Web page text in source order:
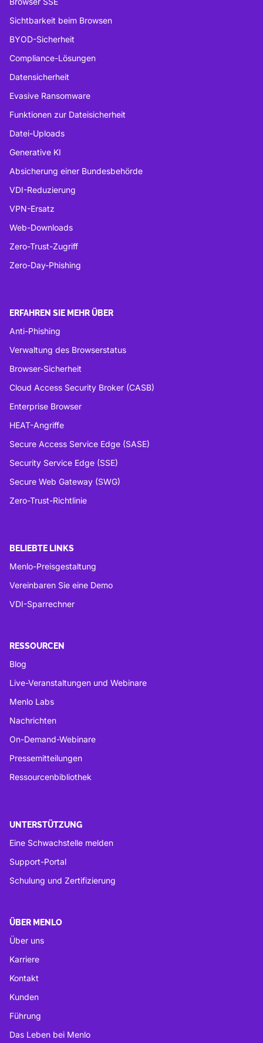
Sichtbarkeit beim Browsen
BYOD-Sicherheit
Compliance-Lösungen
Datensicherheit
Evasive Ransomware
Funktionen zur Dateisicherheit
Datei-Uploads
Generative KI
Absicherung einer Bundesbehörde
VDI-Reduzierung
VPN-Ersatz
Web-Downloads
Zero-Trust-Zugriff
Zero-Day-Phishing
ERFAHREN SIE MEHR ÜBER
Anti-Phishing
Verwaltung des Browserstatus
Browser-Sicherheit
Cloud Access Security Broker (CASB)
Enterprise Browser
HEAT-Angriffe
Secure Access Service Edge (SASE)
Security Service Edge (SSE)
Secure Web Gateway (SWG)
Zero-Trust-Richtlinie
BELIEBTE LINKS
Menlo-Preisgestaltung
Vereinbaren Sie eine Demo
VDI-Sparrechner
RESSOURCEN
Blog
Live-Veranstaltungen und Webinare
Menlo Labs
Nachrichten
On-Demand-Webinare
Pressemitteilungen
Ressourcenbibliothek
UNTERSTÜTZUNG
Eine Schwachstelle melden
Support-Portal
Schulung und Zertifizierung
ÜBER MENLO
Über uns
Karriere
Kontakt
Kunden
Führung
Das Leben bei Menlo